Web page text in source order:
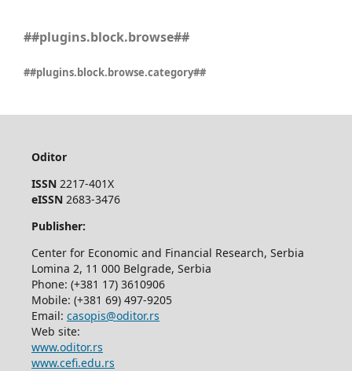
##plugins.block.browse##
##plugins.block.browse.category##
Oditor
ISSN 2217-401X
eISSN 2683-3476
Publisher:
Center for Economic and Financial Research, Serbia
Lomina 2, 11 000 Belgrade, Serbia
Phone: (+381 17) 3610906
Mobile: (+381 69) 497-9205
Email: casopis@oditor.rs
Web site:
www.oditor.rs
www.cefi.edu.rs